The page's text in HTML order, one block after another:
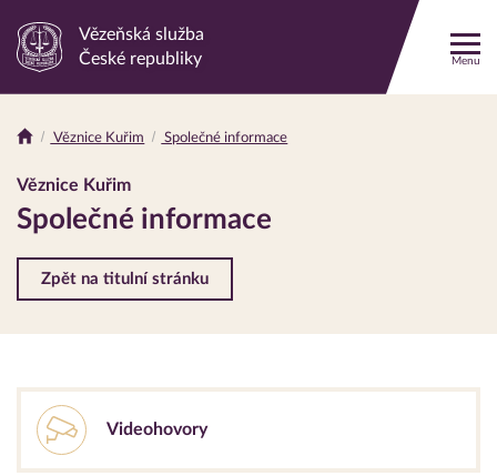
Odkaz
stránku
Vězeňská služba
České republiky
Menu
Drobečková
navigace
Věznice Kuřim Společné informace
Věznice Kuřim
Společné informace
Zpět na titulní stránku
Videohovory